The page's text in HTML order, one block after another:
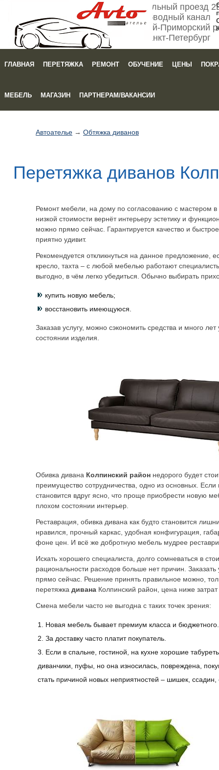
Мебельный проезд
Обводный канал
Кировский-Приморский
Санкт-Петербург
ГЛАВНАЯ ПЕРЕТЯЖКА РЕМОНТ ОБУЧЕНИЕ ЦЕНЫ
МЕБЕЛЬ МАГАЗИН ПАРТНЕРАМ/ВАКАНСИИ
Автоателье → Обтяжка диванов
Перетяжка диванов
Ремонт мебели, на дому по согласованию с мастером в
низкой стоимости вернёт интерьеру эстетику и
можно прямо сейчас. Гарантируется качество и
приятно удивит.
Рекомендуется откликнуться на данное предложение,
кресло, тахта – с любой мебелью работают
выгодно, в чём легко убедиться. Обычно выбирать
купить новую мебель;
восстановить имеющуюся.
Заказав услугу, можно сэкономить средства и много
состоянии изделия.
Обивка дивана Колпинский район недорого будет
преимущество сотрудничества, одно из основных.
становится вдруг ясно, что проще приобрести новую
плохом состоянии интерьер.
Реставрация, обивка дивана как будто становится
нравился, прочный каркас, удобная конфигурация,
фоне цен. И всё же добротную мебель мудрее
Искать хорошего специалиста, долго сомневаться в
рациональности расходов больше нет причин. Заказать
прямо сейчас. Решение принять правильное можно,
перетяжка дивана Колпинский район, цена ниже
Смена мебели часто не выгодна с таких точек зрения:
Новая мебель бывает премиум класса и бюджетного.
За доставку часто платит покупатель.
Если в спальне, гостиной, на кухне хорошие
диванчики, пуфы, но она износилась, повреждена,
стать причиной новых неприятностей – шишек, ссадин,